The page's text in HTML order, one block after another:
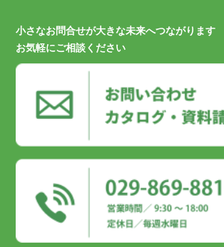
小さなお問合せが大きな未来へつながります
お気軽にご相談ください